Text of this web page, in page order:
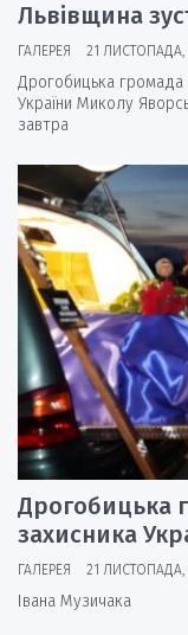
Львівщина
ГАЛЕРЕЯ 21 ЛИСТОПАДА,
Дрогобицька громада
України Миколу
завтра
Дрогобицька
захисника
ГАЛЕРЕЯ 21 ЛИСТОПАДА,
Івана Музичака